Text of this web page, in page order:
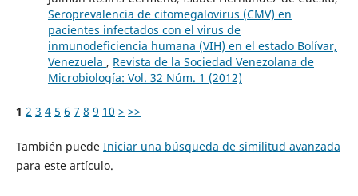
Seroprevalencia de citomegalovirus (CMV) en
pacientes infectados con el virus de
inmunodeficiencia humana (VIH) en el estado Bolívar,
Venezuela , Revista de la Sociedad Venezolana de
Microbiología: Vol. 32 Núm. 1 (2012)
1 2 3 4 5 6 7 8 9 10 > >>
También puede Iniciar una búsqueda de similitud avanzada
para este artículo.